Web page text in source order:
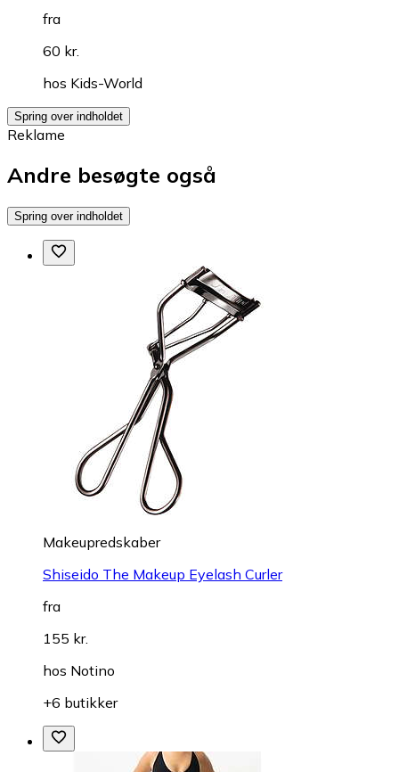
fra
60 kr.
hos Kids-World
Spring over indholdet
Reklame
Andre besøgte også
Spring over indholdet
Makeupredskaber
Shiseido The Makeup Eyelash Curler
fra
155 kr.
hos Notino
+6 butikker